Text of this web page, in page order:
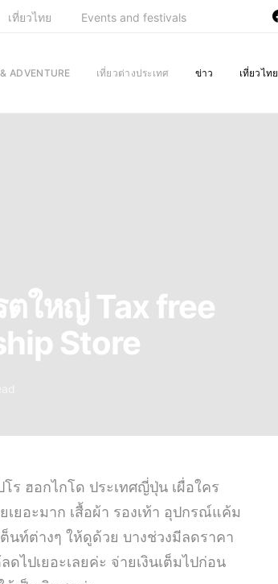
เที่ยวไทย Events and festivals
ADVENTURE เที่ยวต่างประเทศ ข่าว เที่ยวไทย
ใหญ่ Tax free
Store
ร ฮอกไกโด ประเทศญี่ปุ่น เผื่อใคร
ยอะมาก เสื้อผ้า รองเท้า อุปกรณ์แค้ม
นท์ต่างๆ ให้ดูด้วย บางช่วงมีลดราคา
ไปเยอะเลยค่ะ จ่ายเงินเต็มไปก่อน